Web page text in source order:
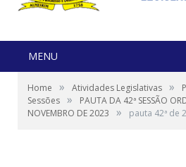
MENU
Home » Atividades Legislativas »
Sessões »
PAUTA DA 42ª SESSÃO
NOVEMBRO DE 2023
» pauta 42ª de